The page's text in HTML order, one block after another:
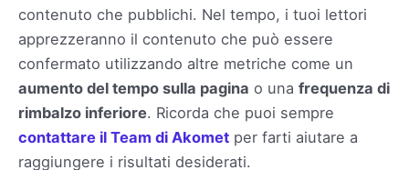
contenuto che pubblichi. Nel tempo, i tuoi lettori
apprezzeranno il contenuto che può essere
confermato utilizzando altre metriche come un
aumento del tempo sulla pagina o una frequenza di
rimbalzo inferiore. Ricorda che puoi sempre
contattare il Team di Akomet per farti aiutare a
raggiungere i risultati desiderati.